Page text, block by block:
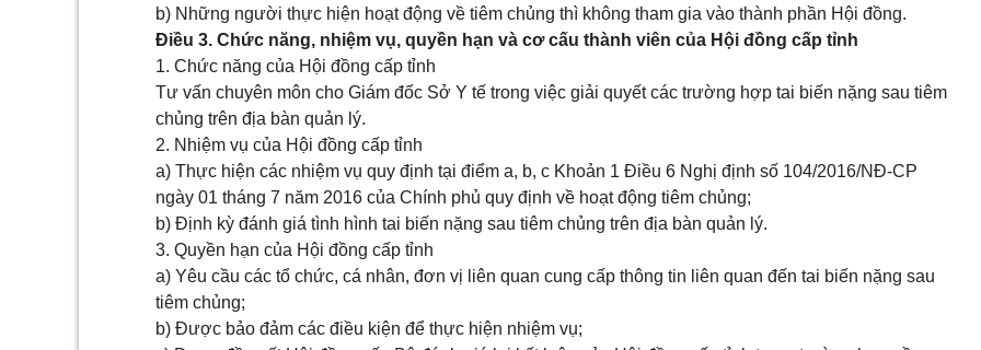
b) Những người thực hiện hoạt động về tiêm chủng thì không tham gia vào thành phần Hội đồng.
Điều 3. Chức năng, nhiệm vụ, quyền hạn và cơ cấu thành viên của Hội đồng cấp tỉnh
1. Chức năng của Hội đồng cấp tỉnh
Tư vấn chuyên môn cho Giám đốc Sở Y tế trong việc giải quyết các trường hợp tai biến nặng sau tiêm
chủng trên địa bàn quản lý.
2. Nhiệm vụ của Hội đồng cấp tỉnh
a) Thực hiện các nhiệm vụ quy định tại điểm a, b, c Khoản 1 Điều 6 Nghị định số 104/2016/NĐ-CP
ngày 01 tháng 7 năm 2016 của Chính phủ quy định về hoạt động tiêm chủng;
b) Định kỳ đánh giá tình hình tai biến nặng sau tiêm chủng trên địa bàn quản lý.
3. Quyền hạn của Hội đồng cấp tỉnh
a) Yêu cầu các tổ chức, cá nhân, đơn vị liên quan cung cấp thông tin liên quan đến tai biến nặng sau
tiêm chủng;
b) Được bảo đảm các điều kiện để thực hiện nhiệm vụ;